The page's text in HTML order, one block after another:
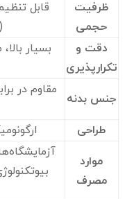
ظرفیت
حجمی
قابل
دقت و
تکرارپذیری
بسیار
جنس بدنه
مقاوم در
طراحی
موارد
مصرف